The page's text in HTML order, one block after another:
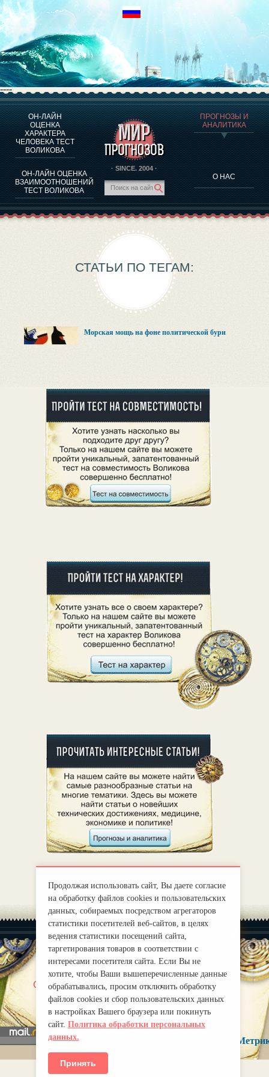
----
ОН-ЛАЙН
ОЦЕНКА
ХАРАКТЕРА
ЧЕЛОВЕКА ТЕСТ
ВОЛИКОВА
ОН-ЛАЙН ОЦЕНКА
ВЗАИМООТНОШЕНИЙ
ТЕСТ ВОЛИКОВА
· SINCE. 2004 ·
ПРОГНОЗЫ И
АНАЛИТИКА
О НАС
О ПРОГРАММЕ
ОЦЕНКА ХАРАКТЕРA ЧЕЛОВЕКА
ОЦЕНКА ХАРАКТЕРА ВЫДАЮЩИХСЯ ЛИЧНОСТЕЙ
О ПРОГРАММЕ
ТЕСТ НА СОВМЕСТИМОСТЬ ВОЛИКОВА
ПРОГНОЗЫ И АНАЛИТИКА
СТАТЬИ ПО ТЕГАМ:
Морская мощь на фоне политической бури
О нас
Правила
mirprognoz@mail.ru
Продолжая использовать сайт, Вы даете согласие
на обработку файлов cookies и пользовательских
данных, собираемых посредством агрегаторов
статистики посетителей веб-сайтов, в целях
ведения статистики посещений сайта,
таргетирования товаров в соответствии с
интересами посетителя сайта. Если Вы не
хотите, чтобы Ваши вышеперечисленные данные
обрабатывались, просим отключить обработку
файлов cookies и сбор пользовательских данных
в настройках Вашего браузера или покинуть
сайт. Политика обработки персональных
данных.
Принять